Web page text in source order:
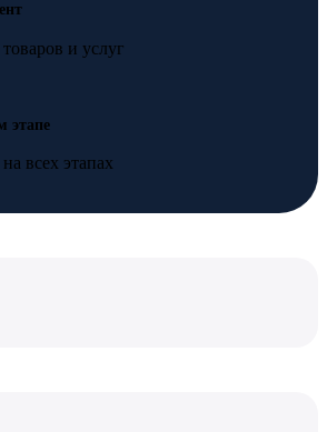
и услуг
этапе
всех этапах